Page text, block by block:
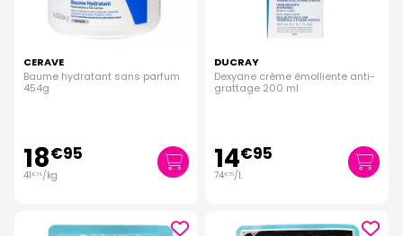
CERAVE
Baume hydratant sans parfum
454g
18€95
41€74 /kg
DUCRAY
Dexyane crème émolliente anti-
grattage 200 ml
14€95
74€75/l.